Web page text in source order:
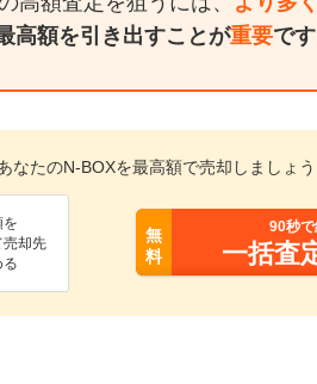
高額を引き出すことが重要です
たのN-BOXを最高額で売却しましょう
を
売却先
る
無
料
90秒で
一括査